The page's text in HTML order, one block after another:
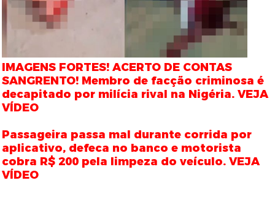
IMAGENS FORTES! ACERTO DE CONTAS
SANGRENTO! Membro de facção criminosa é
decapitado por milícia rival na Nigéria. VEJA
VÍDEO
Passageira passa mal durante corrida por
aplicativo, defeca no banco e motorista
cobra R$ 200 pela limpeza do veículo. VEJA
VÍDEO